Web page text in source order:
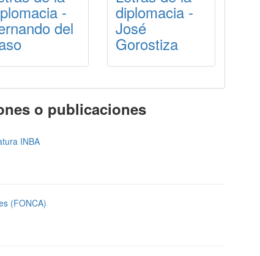
-
del
diplomacia -
José
Gorostiza
o publicaciones
INBA
(FONCA)